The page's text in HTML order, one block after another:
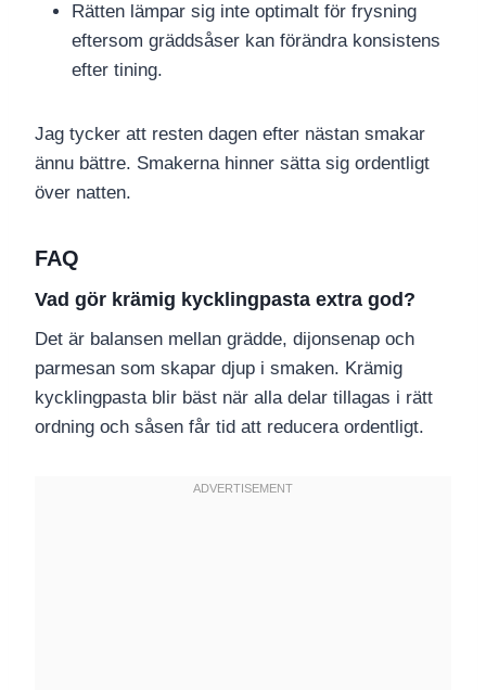
Rätten lämpar sig inte optimalt för frysning
eftersom gräddsåser kan förändra konsistens
efter tining.
Jag tycker att resten dagen efter nästan smakar
ännu bättre. Smakerna hinner sätta sig ordentligt
över natten.
FAQ
Vad gör krämig kycklingpasta extra god?
Det är balansen mellan grädde, dijonsenap och
parmesan som skapar djup i smaken. Krämig
kycklingpasta blir bäst när alla delar tillagas i rätt
ordning och såsen får tid att reducera ordentligt.